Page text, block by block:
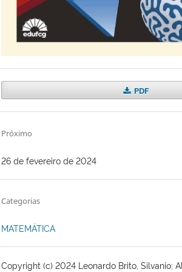
PDF
Próximo
26 de fevereiro de 2024
Categorias
MATEMÁTICA
Copyright (c) 2024 Leonardo Brito, Silvanio;